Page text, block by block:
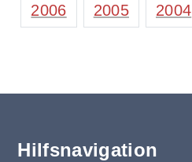
2006 2005 2004
Hilfsnavigation